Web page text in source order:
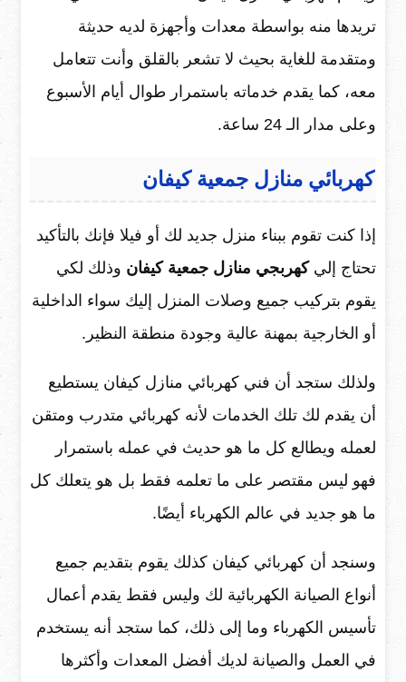
تريدها منه بواسطة معدات وأجهزة لديه حديثة
ومتقدمة للغاية بحيث لا تشعر بالقلق وأنت تتعامل
معه، كما يقدم خدماته باستمرار طوال أيام الأسبوع
وعلى مدار الـ 24 ساعة.
كهربائي منازل جمعية كيفان
إذا كنت تقوم ببناء منزل جديد لك أو فيلا فإنك بالتأكيد
تحتاج إليكهربجي منازل جمعية كيفان وذلك لكي
يقوم بتركيب جميع وصلات المنزل إليك سواء الداخلية
أو الخارجية بمهنة عالية وجودة منطقة النظير.
ولذلك ستجد أن فني كهربائي منازل كيفان يستطيع
أن يقدم لك تلك الخدمات لأنه كهربائي متدرب ومتقن
لعمله ويطالع كل ما هو حديث في عمله باستمرار
فهو ليس مقتصر على ما تعلمه فقط بل هو يتعلك كل
ما هو جديد في عالم الكهرباء أيضًا.
وسنجد أن كهربائي كيفان كذلك يقوم بتقديم جميع
أنواع الصيانة الكهربائية لك وليس فقط يقدم أعمال
تأسيس الكهرباء وما إلى ذلك، كما ستجد أنه يستخدم
في العمل والصيانة لديك أفضل المعدات وأكثرها